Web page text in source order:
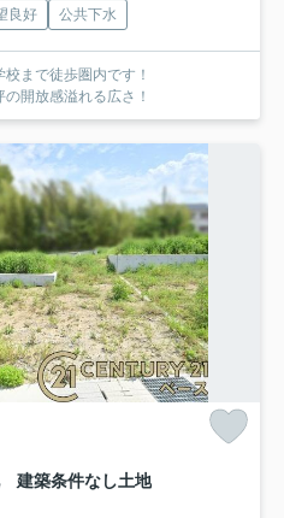
良好 公共下水
まで徒歩圏内です！
開放感溢れる広さ！
建築条件なし土地